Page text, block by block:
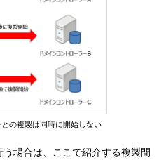
の複製は同時に開始しない
場合は、ここで紹介する複製間